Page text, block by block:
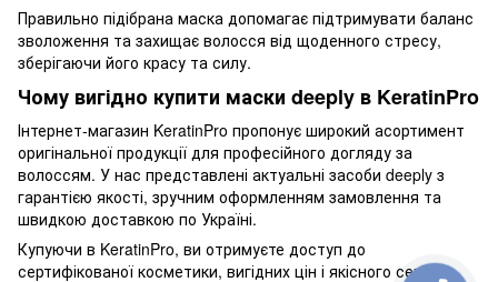
Правильно підібрана маска допомагає підтримувати баланс
зволоження та захищає волосся від щоденного стресу,
зберігаючи його красу та силу.
Чому вигідно купити маски deeply в KeratinPro
Інтернет-магазин KeratinPro пропонує широкий асортимент
оригінальної продукції для професійного догляду за
волоссям. У нас представлені актуальні засоби deeply з
гарантією якості, зручним оформленням замовлення та
швидкою доставкою по Україні.
Купуючи в KeratinPro, ви отримуєте доступ до
сертифікованої косметики, вигідних цін і якісного сервісу.